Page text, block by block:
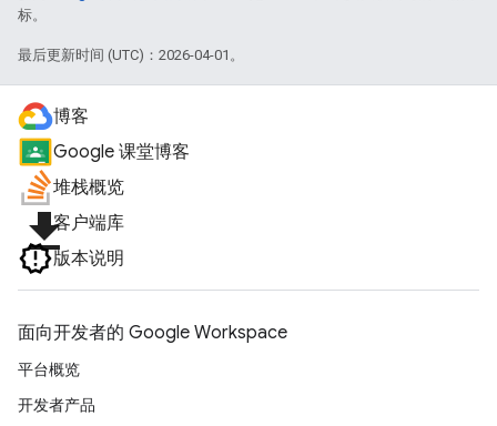
标。
最后更新时间 (UTC)：2026-04-01。
博客
Google 课堂博客
堆栈概览
file_download客户端库
版本说明
面向开发者的 Google Workspace
平台概览
开发者产品